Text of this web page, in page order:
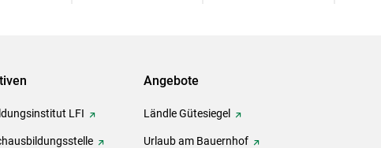
LFI
Angebote
Ländle Gütesiegel
Urlaub am Bauernhof